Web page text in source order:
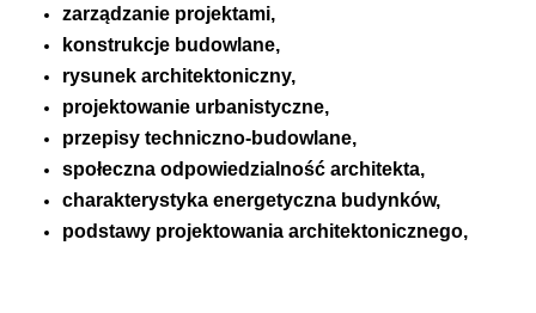
zarządzanie projektami,
konstrukcje budowlane,
rysunek architektoniczny,
projektowanie urbanistyczne,
przepisy techniczno-budowlane,
społeczna odpowiedzialność architekta,
charakterystyka energetyczna budynków,
podstawy projektowania architektonicznego,